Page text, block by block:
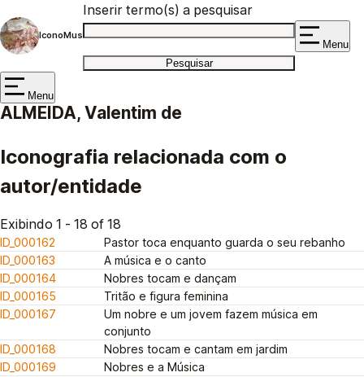
IconoMus
Inserir termo(s) a pesquisar
Menu
Menu
ALMEIDA, Valentim de
Iconografia relacionada com o
autor/entidade
Exibindo 1 - 18 of 18
ID_000162
Pastor toca enquanto guarda o seu rebanho
ID_000163
A música e o canto
ID_000164
Nobres tocam e dançam
ID_000165
Tritão e figura feminina
ID_000167
Um nobre e um jovem fazem música em
conjunto
ID_000168
Nobres tocam e cantam em jardim
ID_000169
Nobres e a Música